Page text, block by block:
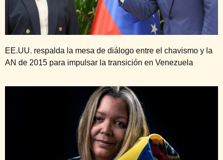
EE.UU. respalda la mesa de diálogo entre el chavismo y la
AN de 2015 para impulsar la transición en Venezuela